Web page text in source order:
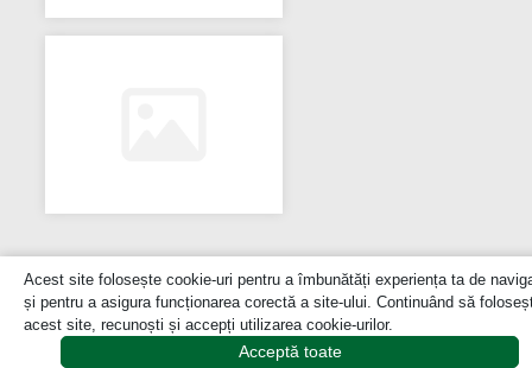
Acest site folosește cookie-uri pentru a îmbunătăți experiența ta de
și pentru a asigura funcționarea corectă a site-ului. Continuând să
acest site, recunoști și accepți utilizarea cookie-urilor.
Acceptă toate